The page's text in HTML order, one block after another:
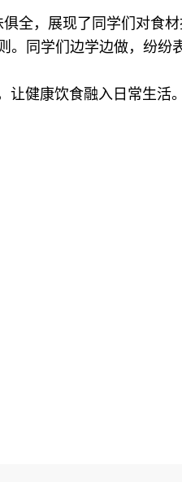
全，展现了同学们对食
。同学们边学边做，纷纷
让健康饮食融入日常生活